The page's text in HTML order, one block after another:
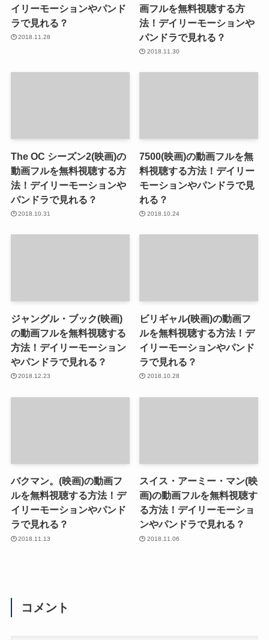
イリーモーションやパンド
ラで見れる？
2018.11.28
画フルを無料視聴する方
法！デイリーモーションや
パンドラで見れる？
2018.11.30
The OC シーズン2(映画)の
動画フルを無料視聴する方
法！デイリーモーションや
パンドラで見れる？
2018.10.31
7500(映画)の動画フルを無
料視聴する方法！デイリー
モーションやパンドラで見
れる？
2018.10.24
ジャングル・ブック(映画)
の動画フルを無料視聴する
方法！デイリーモーション
やパンドラで見れる？
2018.12.23
ビリギャル(映画)の動画フ
ルを無料視聴する方法！デ
イリーモーションやパンド
ラで見れる？
2018.10.28
バクマン。(映画)の動画フ
ルを無料視聴する方法！デ
イリーモーションやパンド
ラで見れる？
2018.11.13
スイス・アーミー・マン(映
画)の動画フルを無料視聴す
る方法！デイリーモーショ
ンやパンドラで見れる？
2018.11.06
コメント